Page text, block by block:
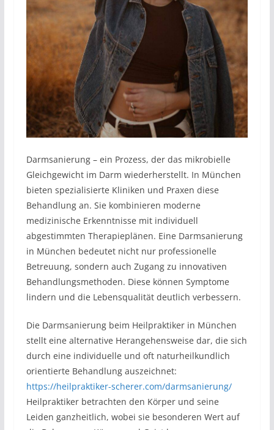
Darmsanierung – ein Prozess, der das mikrobielle
Gleichgewicht im Darm wiederherstellt. In München
bieten spezialisierte Kliniken und Praxen diese
Behandlung an. Sie kombinieren moderne
medizinische Erkenntnisse mit individuell
abgestimmten Therapieplänen. Eine Darmsanierung
in München bedeutet nicht nur professionelle
Betreuung, sondern auch Zugang zu innovativen
Behandlungsmethoden. Diese können Symptome
lindern und die Lebensqualität deutlich verbessern.
Die Darmsanierung beim Heilpraktiker in München
stellt eine alternative Herangehensweise dar, die sich
durch eine individuelle und oft naturheilkundlich
orientierte Behandlung auszeichnet:
https://heilpraktiker-scherer.com/darmsanierung/
Heilpraktiker betrachten den Körper und seine
Leiden ganzheitlich, wobei sie besonderen Wert auf